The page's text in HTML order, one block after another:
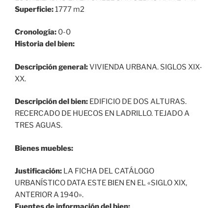
Superficie:1777 m2
Cronología: 0-0
Historia del bien:
Descripción general:VIVIENDA URBANA. SIGLOS XIX-
XX.
Descripción del bien: EDIFICIO DE DOS ALTURAS.
RECERCADO DE HUECOS EN LADRILLO. TEJADO A
TRES AGUAS.
Bienes muebles:
Justificación: LA FICHA DEL CATÁLOGO
URBANÍSTICO DATA ESTE BIEN EN EL «SIGLO XIX,
ANTERIOR A 1940».